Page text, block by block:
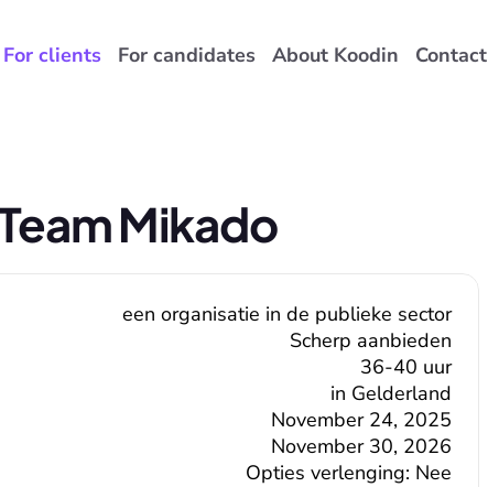
For clients For candidates About Koodin Contact
Mikado
November 24, 2025
November 30, 2026
Opties verlenging: Nee
een organisatie in de publieke sector
Scherp aanbieden
36-40 uur
in Gelderland